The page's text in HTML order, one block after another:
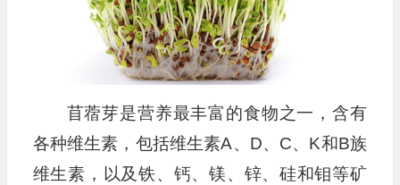
苜蓿芽是营养最丰富的食物之一，含有
各种维生素，包括维生素A、D、C、K和B族
维生素，以及铁、钙、镁、锌、硅和钼等矿